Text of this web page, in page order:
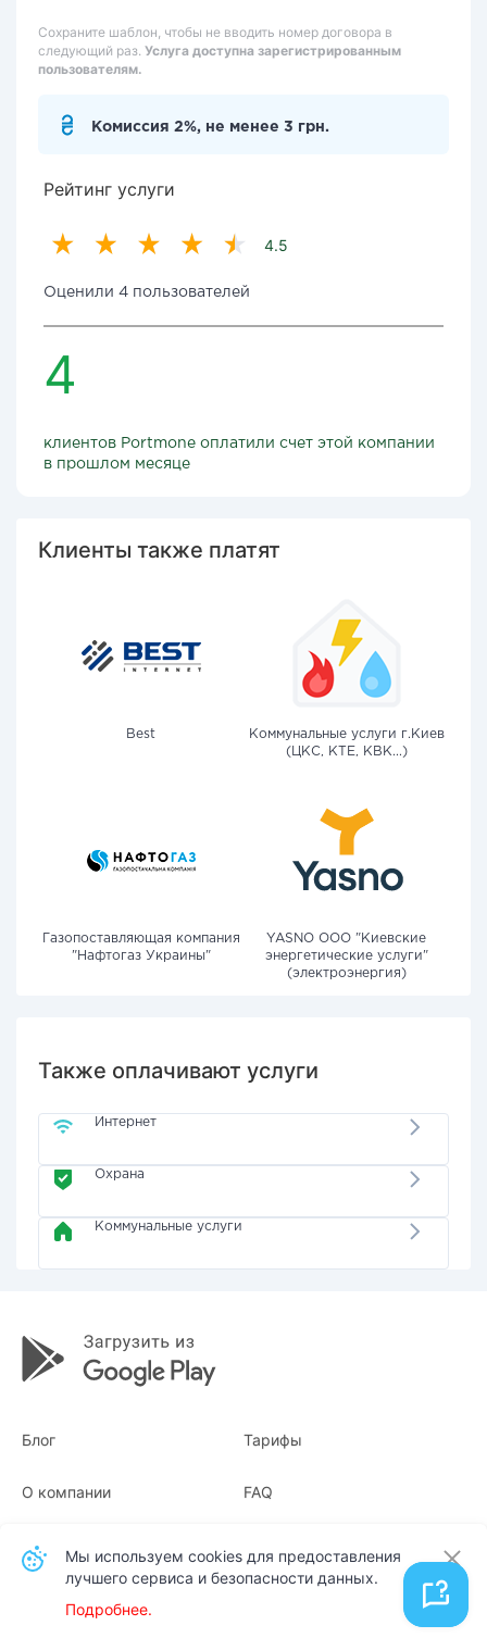
Сохраните шаблон, чтобы не вводить номер договора в
следующий раз. Услуга доступна зарегистрированным
пользователям.
Комиссия 2%, не менее 3 грн.
Рейтинг услуги
4.5
Оценили 4 пользователей
4
клиентов Portmone оплатили счет этой компании
в прошлом месяце
Клиенты также платят
Best
Коммунальные услуги г.Киев
(ЦКС, КТЕ, КВК...)
Газопоставляющая компания
"Нафтогаз Украины"
YASNO OOO "Киевские
энергетические услуги"
(электроэнергия)
Также оплачивают услуги
Интернет
Охрана
Коммунальные услуги
Блог Тарифы
О компании
Квитанции
FAQ
Мы используем cookies для предоставления
лучшего сервиса и безопасности данных.
Подробнее.